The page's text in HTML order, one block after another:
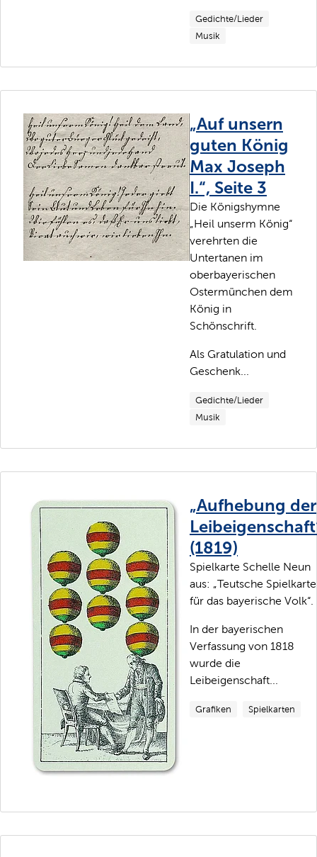
Gedichte/Lieder
Musik
„Auf unsern
guten König
Max Joseph
I.“, Seite 3
Die Königshymne
„Heil unserm König“
verehrten die
Untertanen im
oberbayerischen
Ostermünchen dem
König in
Schönschrift.
Als Gratulation und
Geschenk...
Gedichte/Lieder
Musik
„Aufhebung der
(1819)
Spielkarte Schelle Neun
aus: „Teutsche
für das bayerische Volk“.
In der bayerischen
Verfassung von 1818
wurde die
Leibeigenschaft...
Grafiken Spielkarten